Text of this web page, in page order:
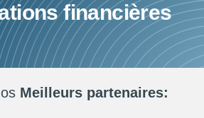
financières
Meilleurs partenaires: